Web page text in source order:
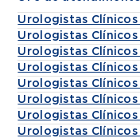
Urologistas Clínicos
Urologistas Clínicos
Urologistas Clínicos
Urologistas Clínicos
Urologistas Clínicos
Urologistas Clínicos
Urologistas Clínicos
Urologistas Clínicos